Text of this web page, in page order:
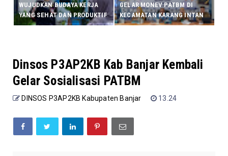
WUJUDKAN BUDAYA KERJA
YANG SEHAT DAN PRODUKTIF
GELAR MONEV PATBM DI
KECAMATAN KARANG INTAN
Dinsos P3AP2KB Kab Banjar Kembali
Gelar Sosialisasi PATBM
DINSOS P3AP2KB Kabupaten Banjar 13.24